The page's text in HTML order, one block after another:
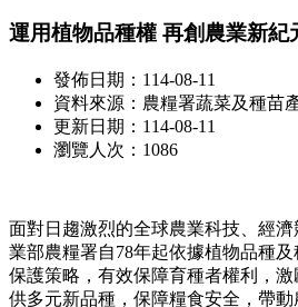
運用植物品種權 再創農業新紀
發佈日期：114-08-11
資料來源：農糧署蔬菜及種苗
更新日期：114-08-11
瀏覽人次：1086
面對日趨激烈的全球農業科技、經
業部農糧署自78年起依據植物品種
保護策略，有效保障育種者權利，
供多元新品種，保障糧食安全，帶動